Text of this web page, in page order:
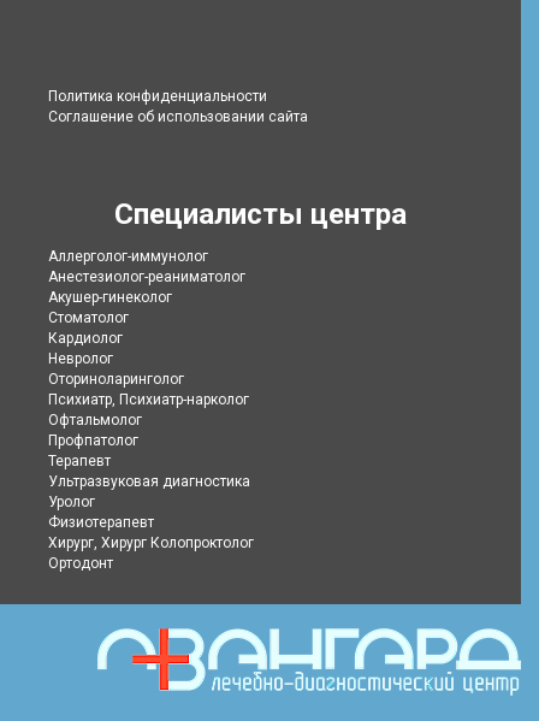
Политика конфиденциальности
Соглашение об использовании сайта
Специалисты центра
Аллерголог-иммунолог
Анестезиолог-реаниматолог
Акушер-гинеколог
Стоматолог
Кардиолог
Невролог
Оториноларинголог
Психиатр, Психиатр-нарколог
Офтальмолог
Профпатолог
Терапевт
Ультразвуковая диагностика
Уролог
Физиотерапевт
Хирург, Хирург Колопроктолог
Ортодонт